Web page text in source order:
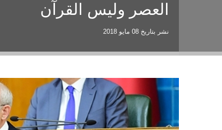
العصر وليس القرآن
نشر بتاريخ 08 مايو 2018